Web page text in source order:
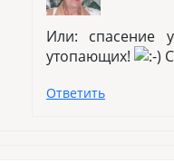
Или: спасение
утопающих!
Ответить